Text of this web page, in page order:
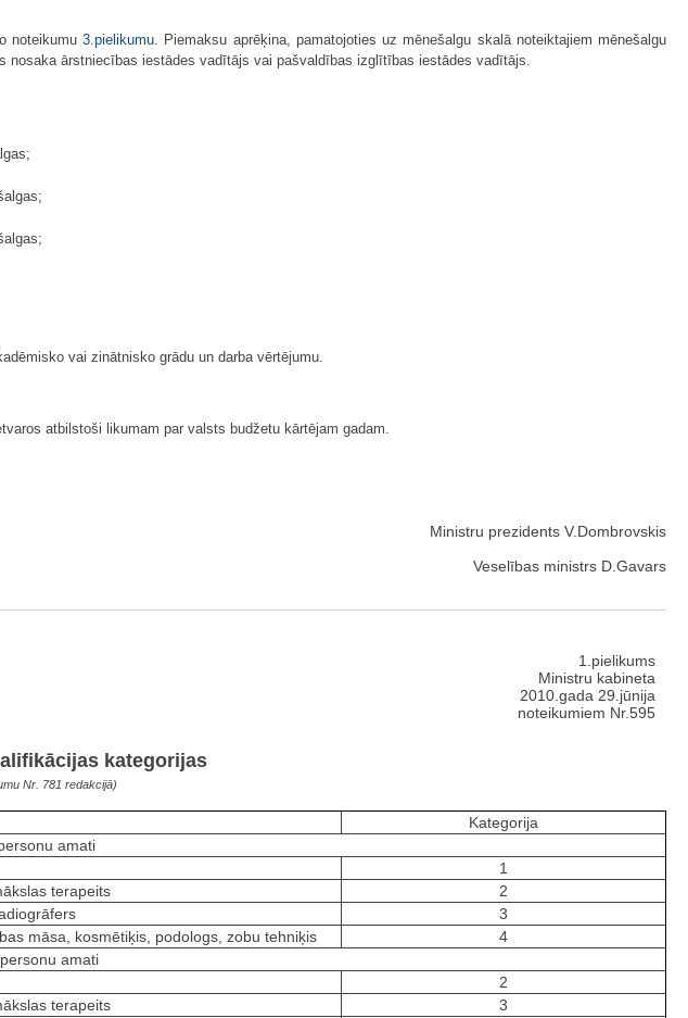
noteikumu3.pielikumu . Piemaksu aprēķina, pamatojoties uz mēnešalgu skalā noteiktajiem mēnešalgu
ārstniecības iestādes vadītājs vai pašvaldības izglītības iestādes vadītājs.
vai zinātnisko grādu un darba vērtējumu.
atbilstoši likumam par valsts budžetu kārtējam gadam.
Ministru prezidents V.Dombrovskis
Veselības ministrs D.Gavars
1.pielikums
Ministru kabineta
2010.gada 29.jūnija
noteikumiem Nr.595
kategorijas
Nr. 781 redakcijā)
Kategorija
amati
1
terapeits
2
3
māsa, kosmētiķis, podologs, zobu tehniķis
4
amati
2
terapeits
3